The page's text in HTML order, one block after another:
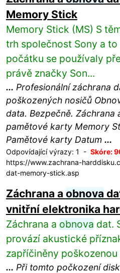
Memory Stick
Memory Stick (MS) S
trh společnost Sony a to
počátku se používaly
právě značky Son...
... Profesionální záchrana
poškozených nosičů
data. Bezpečně. Záchrana
pamětové karty Memory
Pamětové karty Datum ...
Odpovídající výrazy: 1 - Skóre:
https://www.zachrana-
dat-memory-stick.asp
Záchrana a obnova
vnitřní elektronika
Záchrana a obnova dat.
provází akustické
zapříčiněny
... Při tomto počkození